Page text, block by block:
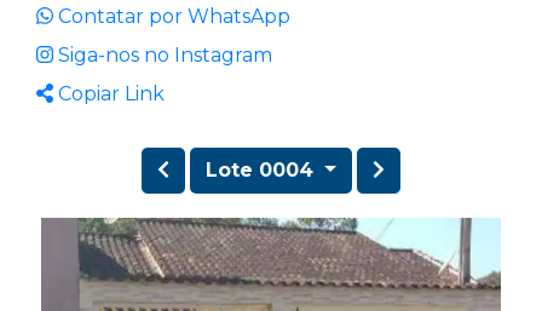
Contatar por WhatsApp
Siga-nos no Instagram
Copiar Link
Lote 0004